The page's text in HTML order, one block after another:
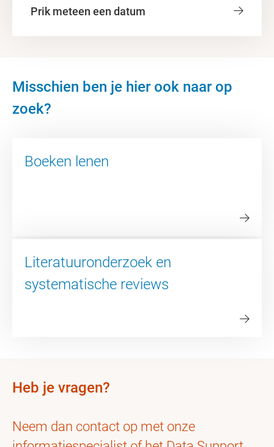
Prik meteen een datum
Misschien ben je hier ook naar op
zoek?
Boeken lenen
Literatuuronderzoek en
systematische reviews
Heb je vragen?
Neem dan contact op met onze